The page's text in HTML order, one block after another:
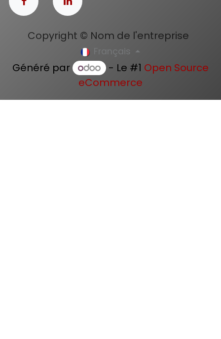
Copyright © Nom de l'entreprise
Français
Généré par - Le #1 Open Source
eCommerce